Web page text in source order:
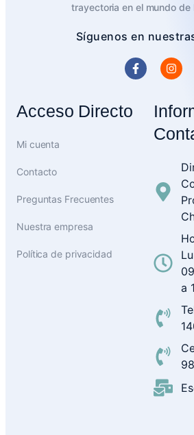
trayectoria en el mundo de
Síguenos en
Acceso Directo
Mi cuenta
Contacto
Preguntas Frecuentes
Nuestra empresa
Política de privacidad
a